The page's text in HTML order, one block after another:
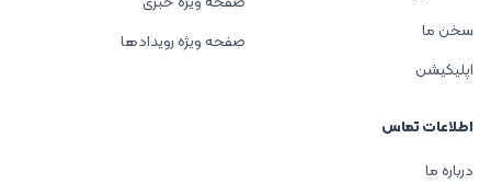
سخن ما
اپلیکیشن
صفحه ویژه رویدادها
اطلاعات تماس
درباره ما